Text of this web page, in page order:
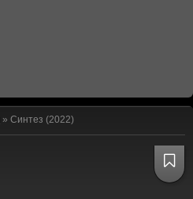
» Синтез (2022)